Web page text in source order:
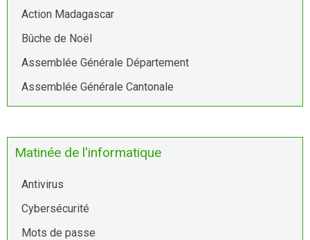
Action Madagascar
Bûche de Noël
Assemblée Générale Département
Assemblée Générale Cantonale
Matinée de l'informatique
Antivirus
Cybersécurité
Mots de passe